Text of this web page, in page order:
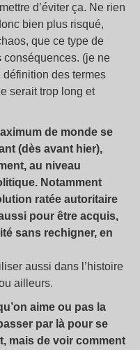
d’éviter ça. Ne rien
bien plus risqué,
que ce type de
conséquences. (je ne
des termes
serait trop long et
de monde se
(dès avant hier),
au niveau
Notamment
ratée autoritaire
pour être acquis,
sans rechigner, en
aussi dans l’histoire
ailleurs.
aime ou pas la
par là pour se
mais de voir comment